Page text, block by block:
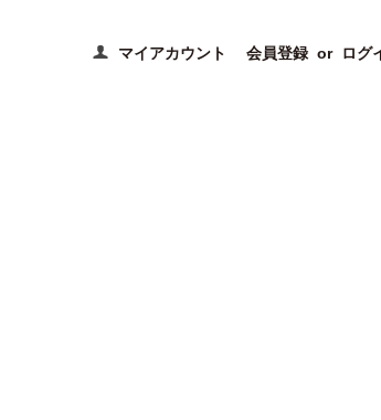
マイアカウント 会員登録 or ログ